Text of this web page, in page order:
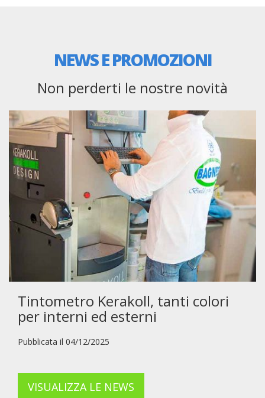
NEWS E PROMOZIONI
Non perderti le nostre novità
Tintometro Kerakoll, tanti colori
per interni ed esterni
Pubblicata il 04/12/2025
VISUALIZZA LE NEWS